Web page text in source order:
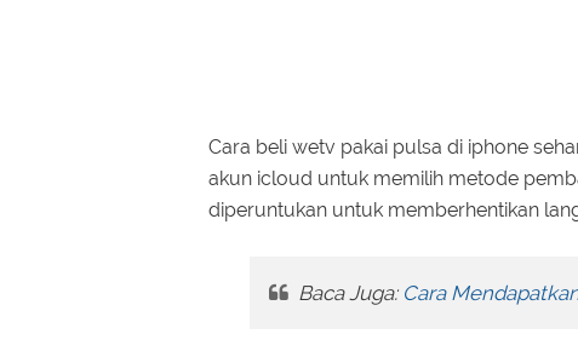
Cara beli wetv pakai pulsa di iphone
akun icloud untuk memilih metode
diperuntukan untuk memberhentikan
Baca Juga: Cara